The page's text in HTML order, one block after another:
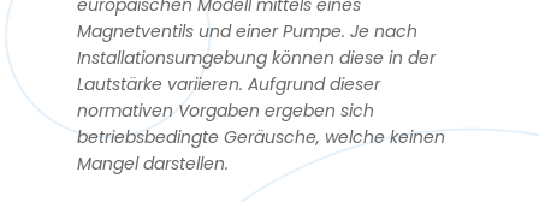
Magnetventils und einer Pumpe. Je nach
Installationsumgebung können diese in der
Lautstärke variieren. Aufgrund dieser
normativen Vorgaben ergeben sich
betriebsbedingte Geräusche, welche keinen
Mangel darstellen.